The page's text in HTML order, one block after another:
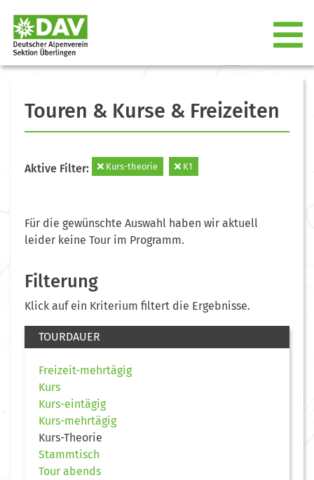
Touren & Kurse & Freizeiten
Aktive Filter: Kurs-theorie K1
Für die gewünschte Auswahl haben wir aktuell
leider keine Tour im Programm.
Filterung
Klick auf ein Kriterium filtert die Ergebnisse.
TOURDAUER
Freizeit-mehrtägig
Kurs
Kurs-eintägig
Kurs-mehrtägig
Kurs-Theorie
Stammtisch
Tour abends